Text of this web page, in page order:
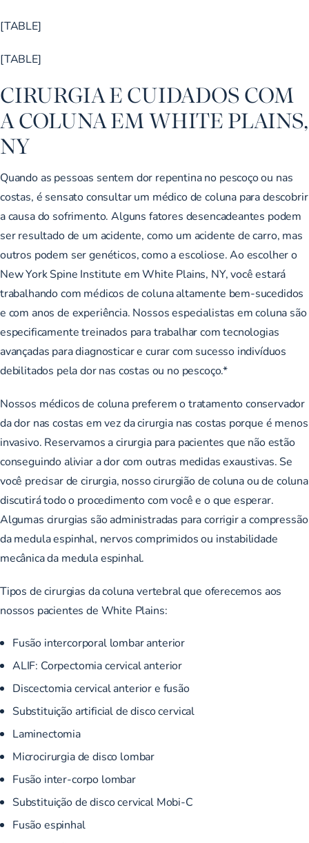
[TABLE]
[TABLE]
CIRURGIA E CUIDADOS COM
A COLUNA EM WHITE PLAINS,
NY
Quando as pessoas sentem dor repentina no pescoço ou nas
costas, é sensato consultar um médico de coluna para descobrir
a causa do sofrimento. Alguns fatores desencadeantes podem
ser resultado de um acidente, como um acidente de carro, mas
outros podem ser genéticos, como a escoliose. Ao escolher o
New York Spine Institute em White Plains, NY, você estará
trabalhando com médicos de coluna altamente bem-sucedidos
e com anos de experiência. Nossos especialistas em coluna são
especificamente treinados para trabalhar com tecnologias
avançadas para diagnosticar e curar com sucesso indivíduos
debilitados pela dor nas costas ou no pescoço.*
Nossos médicos de coluna preferem o tratamento conservador
da dor nas costas em vez da cirurgia nas costas porque é menos
invasivo. Reservamos a cirurgia para pacientes que não estão
conseguindo aliviar a dor com outras medidas exaustivas. Se
você precisar de cirurgia, nosso cirurgião de coluna ou de coluna
discutirá todo o procedimento com você e o que esperar.
Algumas cirurgias são administradas para corrigir a compressão
da medula espinhal, nervos comprimidos ou instabilidade
mecânica da medula espinhal.
Tipos de cirurgias da coluna vertebral que oferecemos aos
nossos pacientes de White Plains:
Fusão intercorporal lombar anterior
ALIF: Corpectomia cervical anterior
Discectomia cervical anterior e fusão
Substituição artificial de disco cervical
Laminectomia
Microcirurgia de disco lombar
Fusão inter-corpo lombar
Substituição de disco cervical Mobi-C
Fusão espinhal